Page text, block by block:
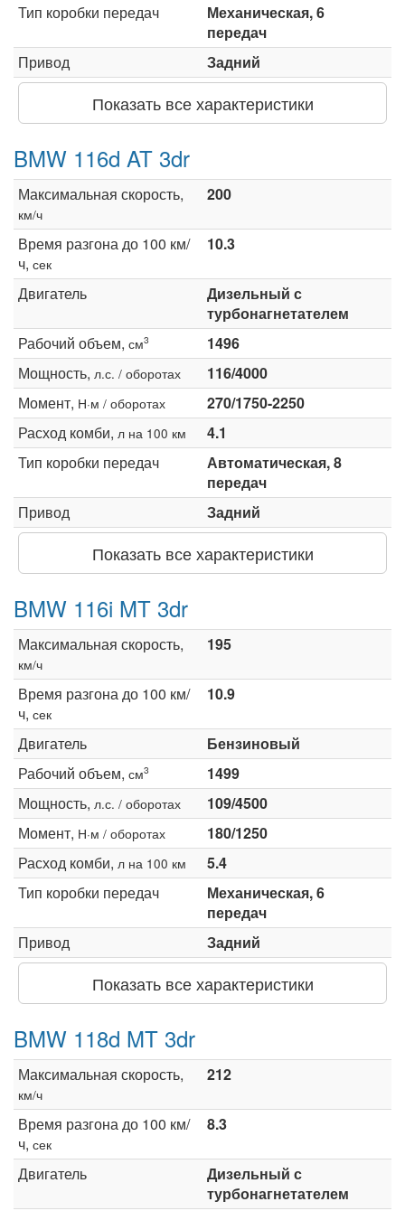
Тип коробки передач
Механическая, 6
передач
Привод
Задний
Показать все характеристики
BMW 116d AT 3dr
Максимальная скорость,
км/ч
200
Время разгона до 100 км/
ч, сек
10.3
Двигатель
Дизельный с
турбонагнетателем
Рабочий объем, см3
1496
Мощность, л.с. / оборотах
116/4000
Момент, Н·м / оборотах
270/1750-2250
Расход комби, л на 100 км
4.1
Тип коробки передач
Автоматическая, 8
передач
Привод
Задний
Показать все характеристики
BMW 116i MT 3dr
Максимальная скорость,
км/ч
195
Время разгона до 100 км/
ч, сек
10.9
Двигатель
Бензиновый
Рабочий объем, см3
1499
Мощность, л.с. / оборотах
109/4500
Момент, Н·м / оборотах
180/1250
Расход комби, л на 100 км
5.4
Тип коробки передач
Механическая, 6
передач
Привод
Задний
Показать все характеристики
BMW 118d MT 3dr
Максимальная скорость,
км/ч
212
Время разгона до 100 км/
ч, сек
8.3
Двигатель
Дизельный с
турбонагнетателем